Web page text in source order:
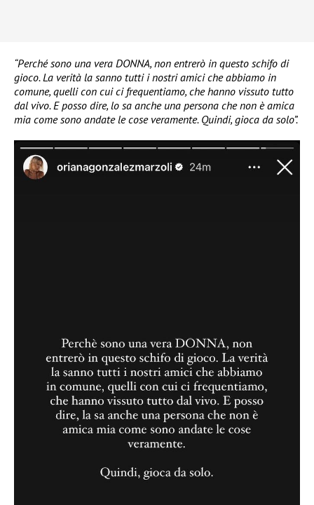
“Perché sono una vera DONNA, non entrerò in questo schifo di
gioco. La verità la sanno tutti i nostri amici che abbiamo in
comune, quelli con cui ci frequentiamo, che hanno vissuto tutto
dal vivo. E posso dire, lo sa anche una persona che non è amica
mia come sono andate le cose veramente. Quindi, gioca da solo”.